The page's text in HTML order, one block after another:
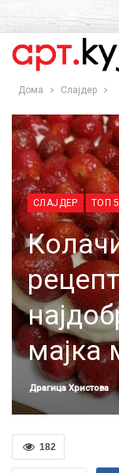
Дома Слајдер
СЛАЈДЕР ТОП 5
мајка
Драгица Христова
182